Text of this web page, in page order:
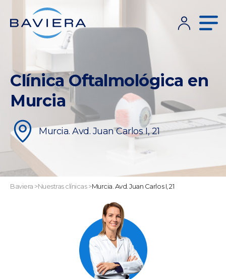
Clínica Oftalmológica en
Murcia
Murcia. Avd. Juan Carlos I, 21
Baviera >Nuestras clínicas>Murcia. Avd. Juan Carlos I, 21